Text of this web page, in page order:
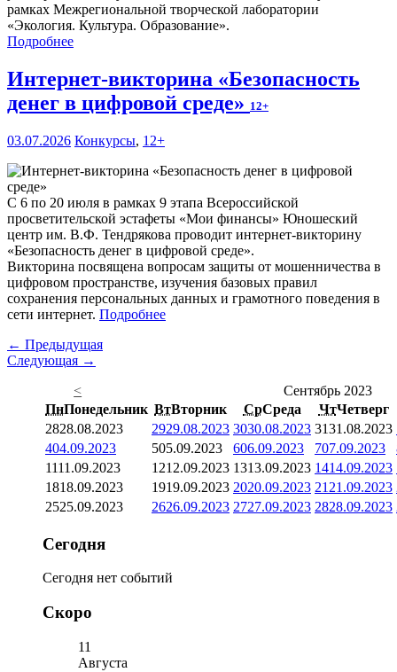
рамках Межрегиональной творческой лаборатории
«Экология. Культура. Образование».
Подробнее
Интернет-викторина «Безопасность
денег в цифровой среде» 12+
03.07.2026 Конкурсы, 12+
С 6 по 20 июля в рамках 9 этапа Всероссийской
просветительской эстафеты «Мои финансы» Юношеский
центр им. В.Ф. Тендрякова проводит интернет-викторину
«Безопасность денег в цифровой среде».
Викторина посвящена вопросам защиты от мошенничества в
цифровом пространстве, изучения базовых правил
сохранения персональных данных и грамотного поведения в
сети интернет. Подробнее
← Предыдущая
Следующая →
<
Сентябрь 2023
ПнПонедельник ВтВторник СрСреда ЧтЧетверг
2828.08.2023 2929.08.2023 3030.08.2023 3131.08.2023
404.09.2023 505.09.2023 606.09.2023 707.09.2023
1111.09.2023 1212.09.2023 1313.09.2023 1414.09.2023
1818.09.2023 1919.09.2023 2020.09.2023 21 21.09.2023
2525.09.2023 2626.09.2023 2727.09.2023 2828.09.2023
Сегодня
Сегодня нет событий
Скоро
11
Августа